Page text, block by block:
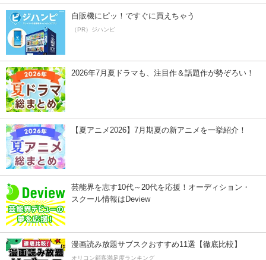
自販機にピッ！ですぐに買えちゃう
（PR）ジハンピ
2026年7月夏ドラマも、注目作＆話題作が勢ぞろい！
【夏アニメ2026】7月期夏の新アニメを一挙紹介！
芸能界を志す10代～20代を応援！オーディション・
スクール情報はDeview
漫画読み放題サブスクおすすめ11選【徹底比較】
オリコン顧客満足度ランキング